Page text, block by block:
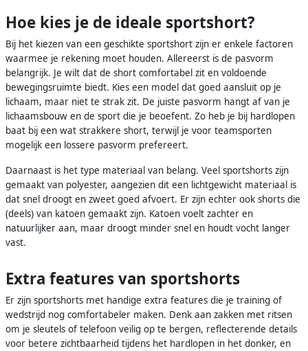
Hoe kies je de ideale sportshort?
Bij het kiezen van een geschikte sportshort zijn er enkele factoren
waarmee je rekening moet houden. Allereerst is de pasvorm
belangrijk. Je wilt dat de short comfortabel zit en voldoende
bewegingsruimte biedt. Kies een model dat goed aansluit op je
lichaam, maar niet te strak zit. De juiste pasvorm hangt af van je
lichaamsbouw en de sport die je beoefent. Zo heb je bij hardlopen
baat bij een wat strakkere short, terwijl je voor teamsporten
mogelijk een lossere pasvorm prefereert.
Daarnaast is het type materiaal van belang. Veel sportshorts zijn
gemaakt van polyester, aangezien dit een lichtgewicht materiaal is
dat snel droogt en zweet goed afvoert. Er zijn echter ook shorts die
(deels) van katoen gemaakt zijn. Katoen voelt zachter en
natuurlijker aan, maar droogt minder snel en houdt vocht langer
vast.
Extra features van sportshorts
Er zijn sportshorts met handige extra features die je training of
wedstrijd nog comfortabeler maken. Denk aan zakken met ritsen
om je sleutels of telefoon veilig op te bergen, reflecterende details
voor betere zichtbaarheid tijdens het hardlopen in het donker, en